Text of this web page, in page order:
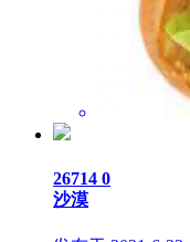
26714 0
沙漠